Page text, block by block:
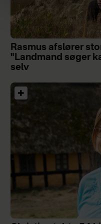
Rasmus afslører
"Landmand søger
selv